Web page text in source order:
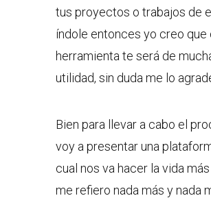
tus proyectos o trabajos de
índole entonces yo creo que
herramienta te será de
utilidad, sin duda me lo
Bien para llevar a cabo el
voy a presentar una
cual nos va hacer la vida
me refiero nada más y nada